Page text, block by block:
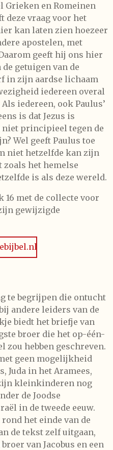
Grieken en Romeinen
deze vraag voor het
kan laten zien hoezeer
apostelen, met
geeft hij ons hier
getuigen van de
in zijn aardse lichaam
iedereen overal
iedereen, ook Paulus’
is dat Jezus is
niet principieel tegen de
Wel geeft Paulus toe
niet hetzelfde kan zijn
zoals het hemelse
is als deze wereld.
met de collecte voor
gewijzigde
te begrijpen die ontucht
andere leiders van de
biedt het briefje van
broer die het op-één-
zou hebben geschreven.
geen mogelijkheid
Juda in het Aramees,
kleinkinderen nog
de Joodse
in de tweede eeuw.
het einde van de
de tekst zelf uitgaan,
broer van Jacobus en een